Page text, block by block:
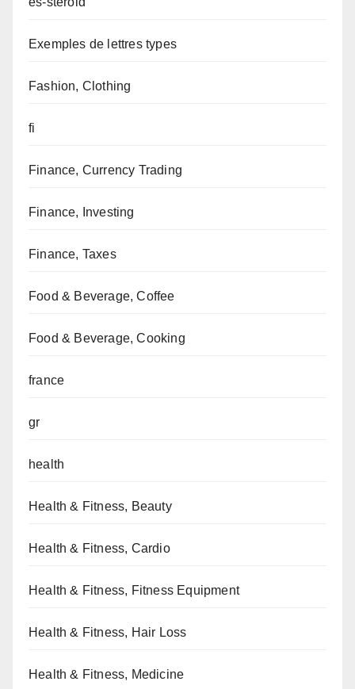
Exemples de lettres types
Fashion, Clothing
fi
Finance, Currency Trading
Finance, Investing
Finance, Taxes
Food & Beverage, Coffee
Food & Beverage, Cooking
france
gr
health
Health & Fitness, Beauty
Health & Fitness, Cardio
Health & Fitness, Fitness Equipment
Health & Fitness, Hair Loss
Health & Fitness, Medicine